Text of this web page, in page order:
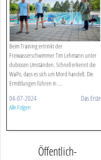
Beim Training ertrinkt der
Freiwasserschwimmer Tim Lehmann unter
dubiosen Umständen. Schnell erkennt die
WaPo, dass es sich um Mord handelt. Die
Ermittlungen führen in ...
04-07-2024 Das Erste
Alle Folgen
Öffentlich-